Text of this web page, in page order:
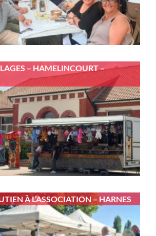
– HAMELINCOURT –
À L’ASSOCIATION – HARNES